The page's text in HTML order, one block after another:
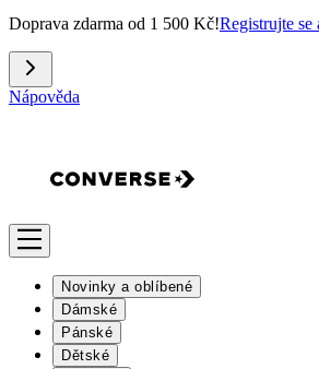
Doprava zdarma od 1 500 Kč!Registrujte se
Nápověda
Novinky a oblíbené
Dámské
Pánské
Dětské